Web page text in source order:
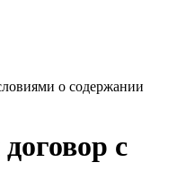
о содержании
с